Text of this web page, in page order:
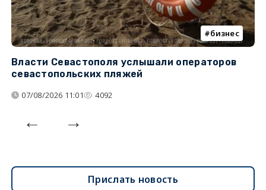
бизнес
Власти Севастополя услышали операторов
севастопольских пляжей
07/08/2026 11:01 4092
Прислать новость